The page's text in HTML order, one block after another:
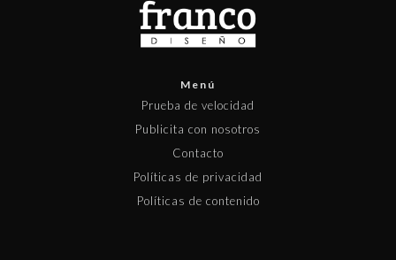
Menú
Prueba de velocidad
Publicita con nosotros
Contacto
Políticas de privacidad
Políticas de contenido